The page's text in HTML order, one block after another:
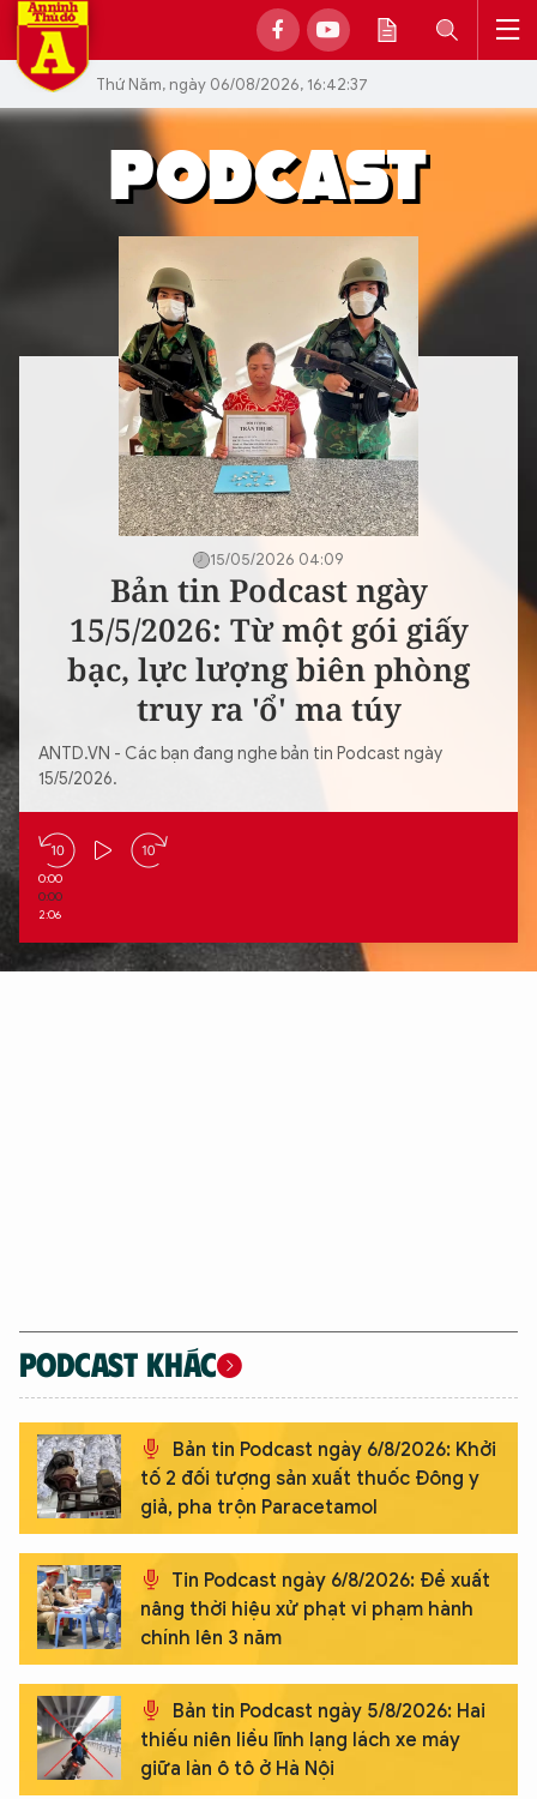
Thứ Năm, ngày 06/08/2026, 16:42:37
15/05/2026 04:09
Bản tin Podcast ngày
15/5/2026: Từ một gói giấy
bạc, lực lượng biên phòng
truy ra 'ổ' ma túy
ANTD.VN - Các bạn đang nghe bản tin Podcast ngày
15/5/2026.
0:00
0:00
2:06
PODCAST KHÁC
Bản tin Podcast ngày 6/8/2026: Khởi
tố 2 đối tượng sản xuất thuốc Đông y
giả, pha trộn Paracetamol
Tin Podcast ngày 6/8/2026: Đề xuất
nâng thời hiệu xử phạt vi phạm hành
chính lên 3 năm
Bản tin Podcast ngày 5/8/2026: Hai
thiếu niên liều lĩnh lạng lách xe máy
giữa làn ô tô ở Hà Nội